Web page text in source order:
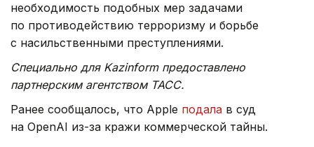
необходимость подобных мер задачами
по противодействию терроризму и борьбе
с насильственными преступлениями.
Специально для Kazinform предоставлено
партнерским агентством ТАСС.
Ранее сообщалось, что Apple подала в суд
на OpenAI из-за кражи коммерческой тайны.